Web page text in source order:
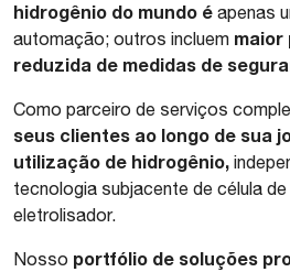
hidrogênio do mundo é apenas
automação; outros incluem maior
reduzida de medidas de
Como parceiro de serviços
seus clientes ao longo de sua
utilização de hidrogênio,
tecnologia subjacente de célula
eletrolisador.
Nosso portfólio de soluções